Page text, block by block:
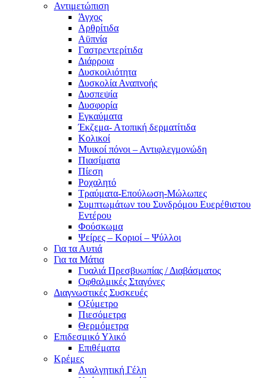
Αντιμετώπιση
Άγχος
Αρθρίτιδα
Αϋπνία
Γαστρεντερίτιδα
Διάρροια
Δυσκοιλιότητα
Δυσκολία Αναπνοής
Δυσπεψία
Δυσφορία
Εγκαύματα
Έκζεμα- Ατοπική δερματίτιδα
Κολικοί
Μυικοί πόνοι – Αντιφλεγμονώδη
Πιασίματα
Πίεση
Ροχαλητό
Τραύματα-Επούλωση-Μώλωπες
Συμπτωμάτων του Συνδρόμου Ευερέθιστου
Εντέρου
Φούσκωμα
Ψείρες – Κοριοί – Ψύλλοι
Για τα Αυτιά
Για τα Μάτια
Γυαλιά Πρεσβυωπίας / Διαβάσματος
Οφθαλμικές Σταγόνες
Διαγνωστικές Συσκευές
Οξύμετρο
Πιεσόμετρα
Θερμόμετρα
Επιδεσμικό Υλικό
Επιθέματα
Κρέμες
Αναλγητική Γέλη